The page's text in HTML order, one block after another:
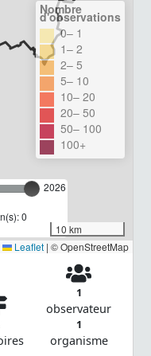
2026
0
Nombre
d'observations
0– 1
1– 2
2– 5
5– 10
10– 20
20– 50
50– 100
100+
10 km
Leaflet | © OpenStreetMap
1
observateur
1
organisme